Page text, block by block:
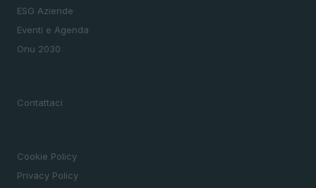
ESG Aziende
Eventi e Agenda
Onu 2030
Contattaci
Cookie Policy
Privacy Policy